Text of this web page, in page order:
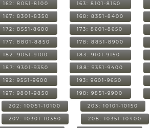
162: 8051-8100 163: 8101-8150
167: 8301-8350 168: 8351-8400
172: 8551-8600 173: 8601-8650
177: 8801-8850 178: 8851-8900
182: 9051-9100 183: 9101-9150
187: 9301-9350 188: 9351-9400
192: 9551-9600 193: 9601-9650
197: 9801-9850 198: 9851-9900
202: 10051-10100 203: 10101-10150
207: 10301-10350 208: 10351-10400